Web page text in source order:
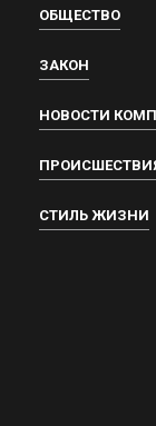
ОБЩЕСТВО
ЗАКОН
НОВОСТИ
СТИЛЬ ЖИЗНИ